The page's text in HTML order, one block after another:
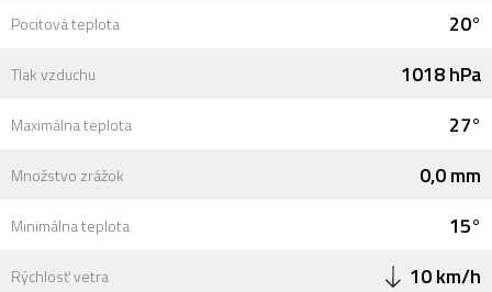
Pocitová teplota 20°
Tlak vzduchu 1018 hPa
Maximálna teplota 27°
Množstvo zrážok 0,0 mm
Minimálna teplota 15°
Rýchlosť vetra 10 km/h